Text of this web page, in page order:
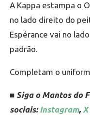
A Kappa estampa o
no lado direito do
Espérance vai no
padrão.
Completam o
■ Siga o Mantos do
sociais:Instagram, X